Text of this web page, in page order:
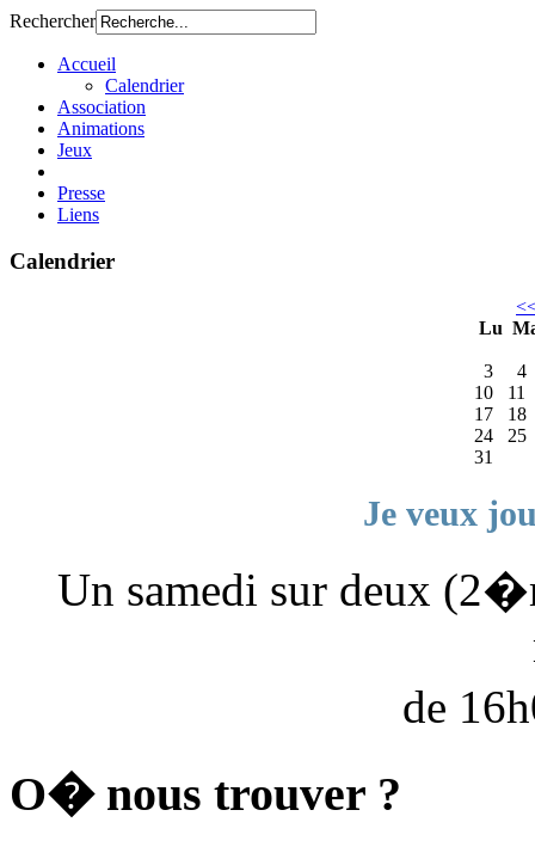
Rechercher
Accueil
Calendrier
Association
Animations
Jeux
Presse
Liens
Calendrier
Lu
3
4
10
11
17
18
24
25
31
Je veux
Un samedi sur deux
de
O� nous trouver ?